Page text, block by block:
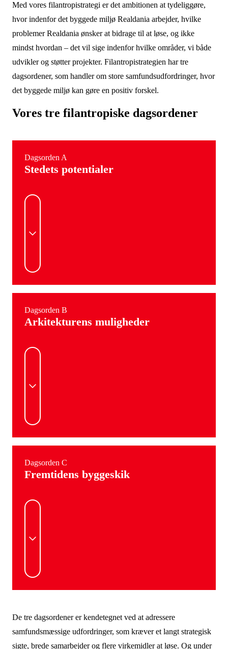
Med vores filantropistrategi er det ambitionen at tydeliggøre,
hvorindenfor det byggede miljø Realdania arbejder, hvilke
problemer Realdania ønsker at bidrage til at løse, og ikke
mindst hvordan – det vil sige indenfor hvilke områder, vi både
udvikler og støtter projekter. Filantropistrategien har tre
dagsordener, som handler om store samfundsudfordringer, hvor
det byggede miljø kan gøre en positiv forskel.
Vores tre filantropiske dagsordener
Dagsorden A
Stedets potentialer
Dagsorden B
Arkitekturens muligheder
Dagsorden C
Fremtidens byggeskik
De tre dagsordener er kendetegnet ved at adressere
samfundsmæssige udfordringer, som kræver et langt strategisk
sigte, brede samarbejder og flere virkemidler at løse. Og under